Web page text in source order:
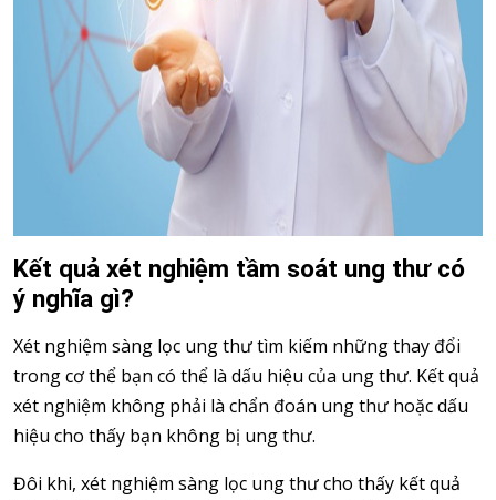
Kết quả xét nghiệm tầm soát ung thư có
ý nghĩa gì?
Xét nghiệm sàng lọc ung thư tìm kiếm những thay đổi
trong cơ thể bạn có thể là dấu hiệu của ung thư. Kết quả
xét nghiệm không phải là chẩn đoán ung thư hoặc dấu
hiệu cho thấy bạn không bị ung thư.
Đôi khi, xét nghiệm sàng lọc ung thư cho thấy kết quả